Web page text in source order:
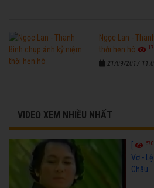
Ngọc Lan -
thời hẹn hò
21/09/2017
VIDEO XEM NHIỀU NHẤT
[
Vơ -
Châu